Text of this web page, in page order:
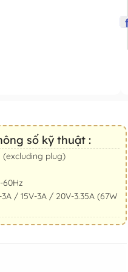
số kỹ thuật :
(excluding plug)
60Hz
/ 15V-3A / 20V-3.35A (67W